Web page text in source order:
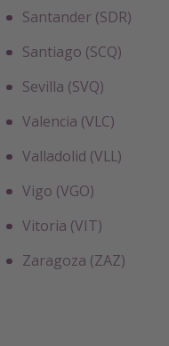
Santander (SDR)
Santiago (SCQ)
Sevilla (SVQ)
Valencia (VLC)
Valladolid (VLL)
Vigo (VGO)
Vitoria (VIT)
Zaragoza (ZAZ)